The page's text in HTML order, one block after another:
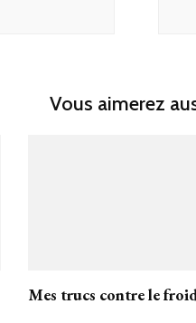
Vous aimerez
Mes trucs contre le